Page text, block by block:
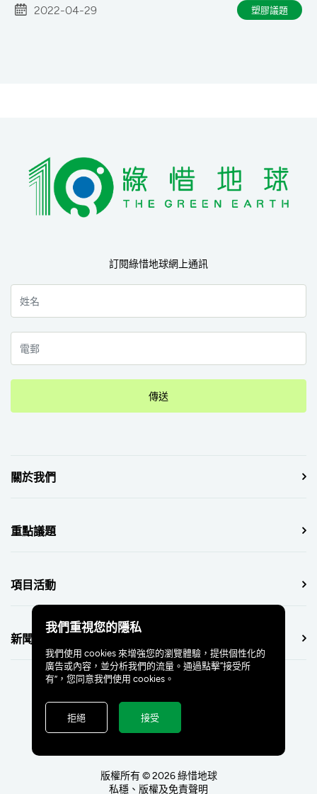
2022-04-29 塑膠議題
訂閱綠惜地球網上通訊
傳送
關於我們
重點議題
項目活動
新聞中心
版權所有 © 2026 綠惜地球
私穩、版權及免責聲明
我們重視您的隱私
我們使用 cookies 來增強您的瀏覽體驗，提供個性化的
廣告或內容，並分析我們的流量。通過點擊“接受所
有”，您同意我們使用 cookies。
拒絕 接受